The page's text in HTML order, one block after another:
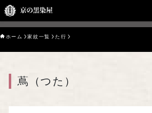
オンラインショップ
京の黒染屋について
ホーム 家紋一覧 た行
蔦（つた）